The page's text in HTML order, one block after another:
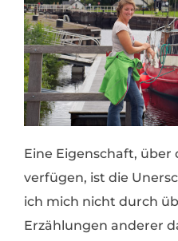
Eine Eigenschaft, über
verfügen, ist die
ich mich nicht durch
Erzählungen anderer